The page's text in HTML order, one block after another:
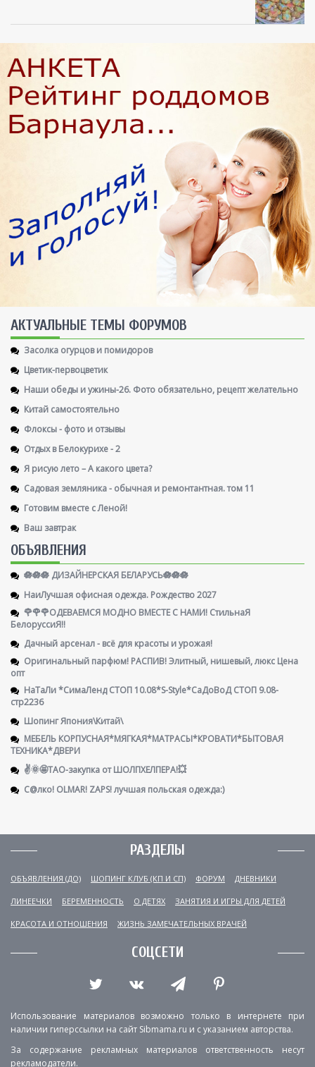
AКТУАЛЬНЫЕ ТЕМЫ ФОРУМОВ
Засолка огурцов и помидоров
Цветик-первоцветик
Наши обеды и ужины-26. Фото обязательно, рецепт желательно
Китай самостоятельно
Флоксы - фото и отзывы
Отдых в Белокурихе - 2
Я рисую лето – А какого цвета?
Садовая земляника - обычная и ремонтантная. том 11
Готовим вместе с Леной!
Ваш завтрак
ОБЪЯВЛЕНИЯ
🪷🪷🪷 ДИЗАЙНЕРСКАЯ БЕЛАРУСЬ🪷🪷🪷
НаиЛучшая офисная одежда. Рождество 2027
🌹🌹🌹ОДЕВАЕМСЯ МОДНО ВМЕСТЕ С НАМИ! СтильнаЯ
БелоруссиЯ‼
Дачный арсенал - всё для красоты и урожая!
Оригинальный парфюм! РАСПИВ! Элитный, нишевый, люкс Цена
опт
НаТаЛи *СимаЛенд СТОП 10.08*S-Style*СаДоВоД СТОП 9.08-
стр2236
Шопинг Япония\Китай\
МЕБЕЛЬ КОРПУСНАЯ*МЯГКАЯ*МАТРАСЫ*КРОВАТИ*БЫТОВАЯ
ТЕХНИКА*ДВЕРИ
✌️🌞🤩ТАО-закупка от ШОЛПХЕЛПЕРА!💥
С@лко! OLMAR! ZAPS! лучшая польская одежда:)
РАЗДЕЛЫ
ОБЪЯВЛЕНИЯ (ДО) ШОПИНГ КЛУБ (КП И СП) ФОРУМ ДНЕВНИКИ
ЛИНЕЕЧКИ БЕРЕМЕННОСТЬ О ДЕТЯХ ЗАНЯТИЯ И ИГРЫ ДЛЯ ДЕТЕЙ
КРАСОТА И ОТНОШЕНИЯ ЖИЗНЬ ЗАМЕЧАТЕЛЬНЫХ ВРАЧЕЙ
СОЦСЕТИ
Использование материалов возможно только в интернете при
наличии гиперссылки на сайт Sibmama.ru и с указанием авторства.
За содержание рекламных материалов ответственность несут
рекламодатели.